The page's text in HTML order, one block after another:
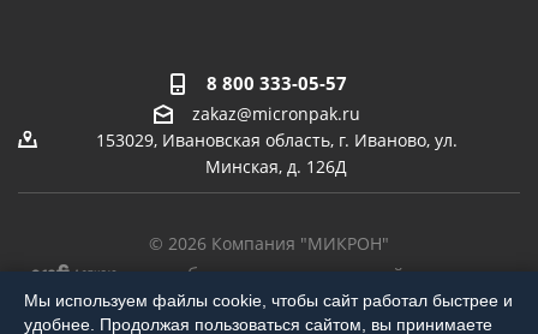
8 800 333-05-57
zakaz@micronpak.ru
153029, Ивановская область, г. Иваново, ул.
Минская, д. 126Д
© 2026 Компания "МИКРОН"
разработка, продвижение сайта,
Мы используем файлы cookie, чтобы сайт работал быстрее и
удобнее. Продолжая пользоваться сайтом, вы принимаете